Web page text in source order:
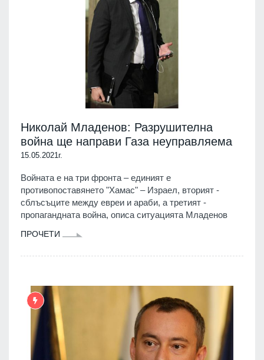
Николай Младенов: Разрушителна
война ще направи Газа неуправляема
15.05.2021г.
Войната е на три фронта – единият е
противопоставянето "Хамас" – Израел, вторият -
сблъсъците между евреи и араби, а третият -
пропагандната война, описа ситуацията Младенов
ПРОЧЕТИ